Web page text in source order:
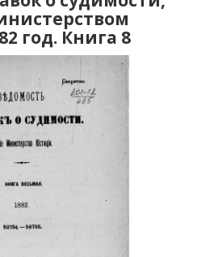
год. Книга 8